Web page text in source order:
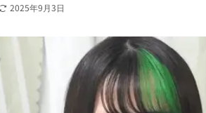
2025年9月3日